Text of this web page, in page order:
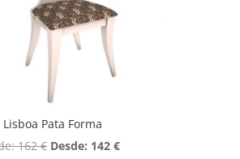
Pata Forma
162€ Desde: 142€